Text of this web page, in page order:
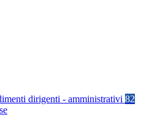
dirigenti - amministrativi 82